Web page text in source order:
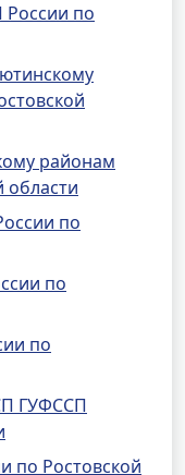
по
районам
области
по
по
по
ГУФССП
по Ростовской